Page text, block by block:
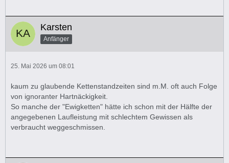
Karsten
Anfänger
25. Mai 2026 um 08:01
kaum zu glaubende Kettenstandzeiten sind m.M. oft auch Folge
von ignoranter Hartnäckigkeit.
So manche der "Ewigketten" hätte ich schon mit der Hälfte der
angegebenen Laufleistung mit schlechtem Gewissen als
verbraucht weggeschmissen.